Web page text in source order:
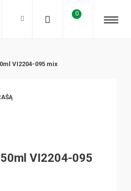
0
VI2204-095 mix
VI2204-095